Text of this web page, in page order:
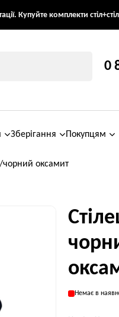
Купуйте комплекти
0
Зберігання Покупцям
чорний оксамит
Немає в